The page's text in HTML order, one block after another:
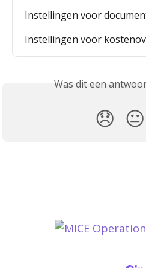
Instellingen voor
Instellingen voor
Was dit een
😞 😐